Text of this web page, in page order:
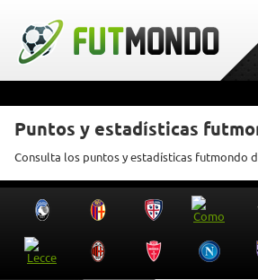
Puntos y estadísticas
Consulta los puntos y estadísticas futmondo